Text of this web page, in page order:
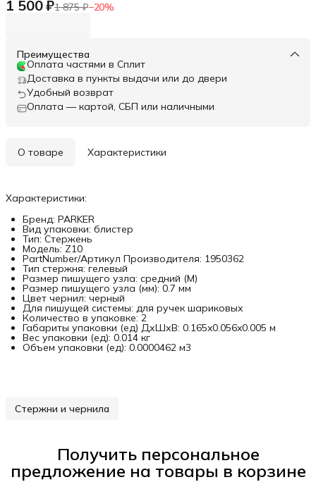
1 500 ₽1 875 ₽−20%
Преимущества
Оплата частями в Сплит
Доставка в пункты выдачи или до двери
Удобный возврат
Оплата — картой, СБП или наличными
О товаре Характеристики
Характеристики:
Бренд: PARKER
Вид упаковки: блистер
Тип: Стержень
Модель: Z10
PartNumber/Артикул Производителя: 1950362
Тип стержня: гелевый
Размер пишущего узла: средний (M)
Размер пишущего узла (мм): 0.7 мм
Цвет чернил: черный
Для пишущей системы: для ручек шариковых
Количество в упаковке: 2
Габариты упаковки (ед) ДхШхВ: 0.165x0.056x0.005 м
Вес упаковки (ед): 0.014 кг
Объем упаковки (ед): 0.0000462 м3
Стержни и чернила
Получить персональное
предложение на товары в корзине